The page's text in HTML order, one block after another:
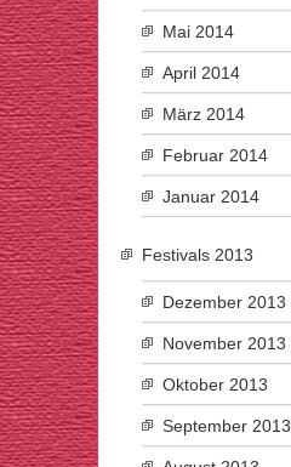
Mai 2014
April 2014
März 2014
Februar 2014
Januar 2014
Festivals 2013
Dezember 2013
November 2013
Oktober 2013
September 2013